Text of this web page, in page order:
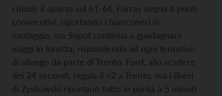
chiude il quarto sul 61-64. Forray segna 4 punti
consecutivi, riportando i bianconeri in
vantaggio, ma Sopot continua a guadagnare
viaggi in lunetta, rispondendo ad ogni tentativo
di allungo da parte di Trento. Ford, allo scadere
dei 24 secondi, regala il +2 a Trento, ma i liberi
di Zyskowski riportano tutto in parità a 5 minuti